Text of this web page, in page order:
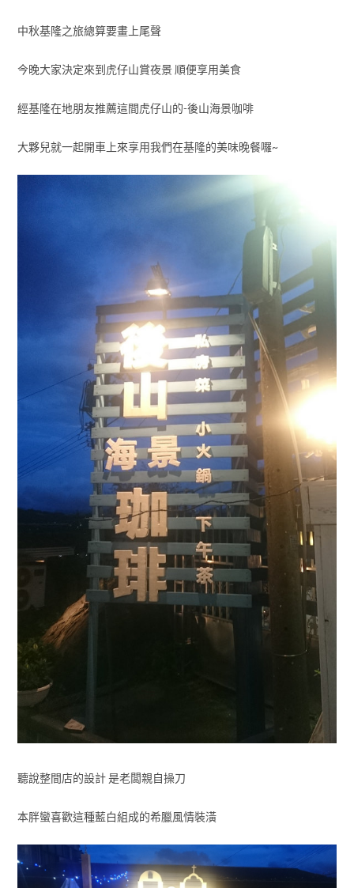
中秋基隆之旅總算要畫上尾聲
今晚大家決定來到虎仔山賞夜景 順便享用美食
經基隆在地朋友推薦這間虎仔山的-後山海景咖啡
大夥兒就一起開車上來享用我們在基隆的美味晚餐囉~
聽說整間店的設計 是老闆親自操刀
本胖蠻喜歡這種藍白組成的希臘風情裝潢